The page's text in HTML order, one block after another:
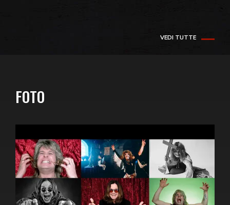
VEDI TUTTE
FOTO